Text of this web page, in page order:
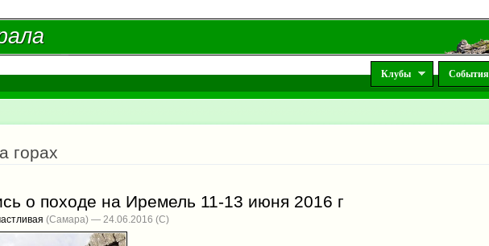
Клубы События
горах
о походе на Иремель 11-13 июня 2016 г
(Самара) — 24.06.2016